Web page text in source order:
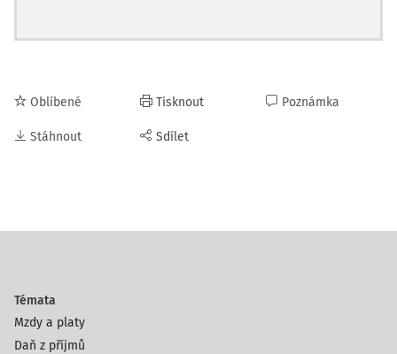
Oblíbené
Stáhnout
Tisknout
Sdílet
Poznámka
Témata
Mzdy a platy
Daň z příjmů